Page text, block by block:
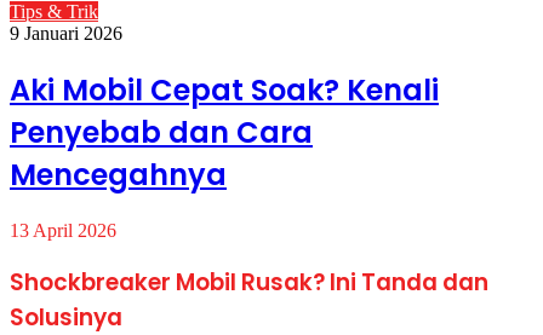
Tips & Trik
9 Januari 2026
Aki Mobil Cepat Soak? Kenali
Penyebab dan Cara
Mencegahnya
13 April 2026
Shockbreaker Mobil Rusak? Ini Tanda dan
Solusinya